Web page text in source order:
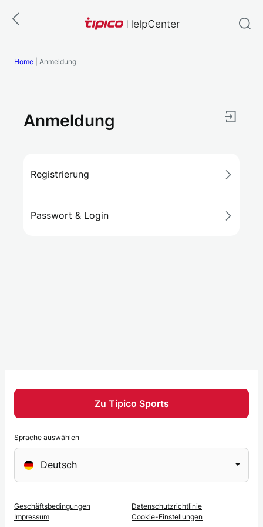
Zum
Inhalt
Home Anmeldung
Anmeldung
Registrierung
Passwort & Login
Zu Tipico Sports
Sprache auswählen
Deutsch
Geschäftsbedingungen
Impressum
Datenschutzrichtlinie
Cookie-Einstellungen